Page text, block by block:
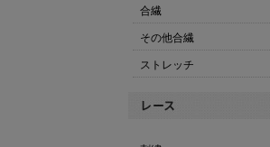
合繊
その他合繊
ストレッチ